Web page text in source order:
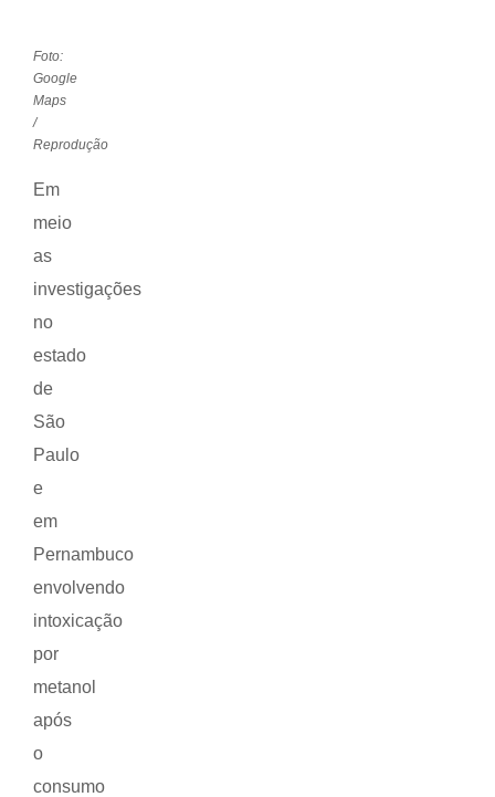
Foto:
Google
Maps
/
Reprodução
Em
meio
as
investigações
no
estado
de
São
Paulo
e
em
Pernambuco
envolvendo
intoxicação
por
metanol
após
o
consumo